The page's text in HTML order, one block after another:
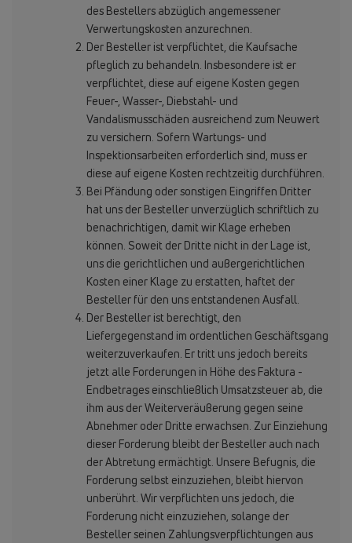
des Bestellers abzüglich angemessener
Verwertungskosten anzurechnen.
Der Besteller ist verpflichtet, die Kaufsache
pfleglich zu behandeln. Insbesondere ist er
verpflichtet, diese auf eigene Kosten gegen
Feuer-, Wasser-, Diebstahl- und
Vandalismusschäden ausreichend zum Neuwert
zu versichern. Sofern Wartungs- und
Inspektionsarbeiten erforderlich sind, muss er
diese auf eigene Kosten rechtzeitig durchführen.
Bei Pfändung oder sonstigen Eingriffen Dritter
hat uns der Besteller unverzüglich schriftlich zu
benachrichtigen, damit wir Klage erheben
können. Soweit der Dritte nicht in der Lage ist,
uns die gerichtlichen und außergerichtlichen
Kosten einer Klage zu erstatten, haftet der
Besteller für den uns entstandenen Ausfall.
Der Besteller ist berechtigt, den
Liefergegenstand im ordentlichen Geschäftsgang
weiterzuverkaufen. Er tritt uns jedoch bereits
jetzt alle Forderungen in Höhe des Faktura -
Endbetrages einschließlich Umsatzsteuer ab, die
ihm aus der Weiterveräußerung gegen seine
Abnehmer oder Dritte erwachsen. Zur Einziehung
dieser Forderung bleibt der Besteller auch nach
der Abtretung ermächtigt. Unsere Befugnis, die
Forderung selbst einzuziehen, bleibt hiervon
unberührt. Wir verpflichten uns jedoch, die
Forderung nicht einzuziehen, solange der
Besteller seinen Zahlungsverpflichtungen aus